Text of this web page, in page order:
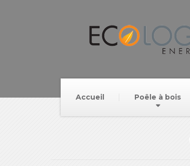
Accueil Poêle à bois